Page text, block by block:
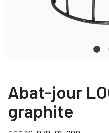
Abat-jour
graphite